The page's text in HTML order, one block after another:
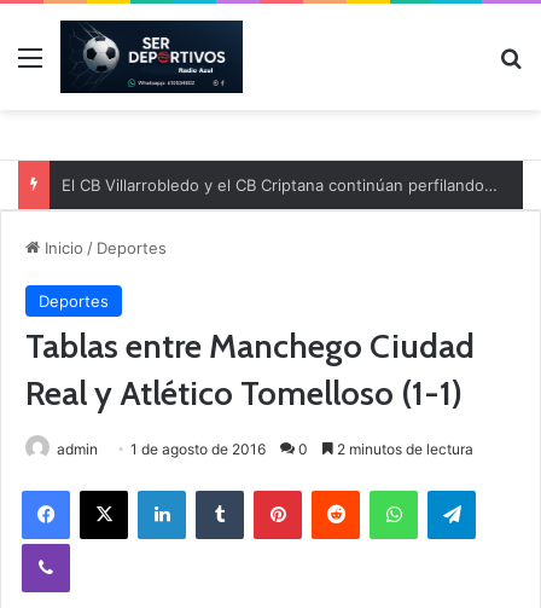
Menú
El CB Villarrobledo y el CB Criptana continúan perfilando sus plantillas
Inicio / Deportes
Deportes
Tablas entre Manchego Ciudad
Real y Atlético Tomelloso (1-1)
admin 1 de agosto de 2016 0 2 minutos de lectura